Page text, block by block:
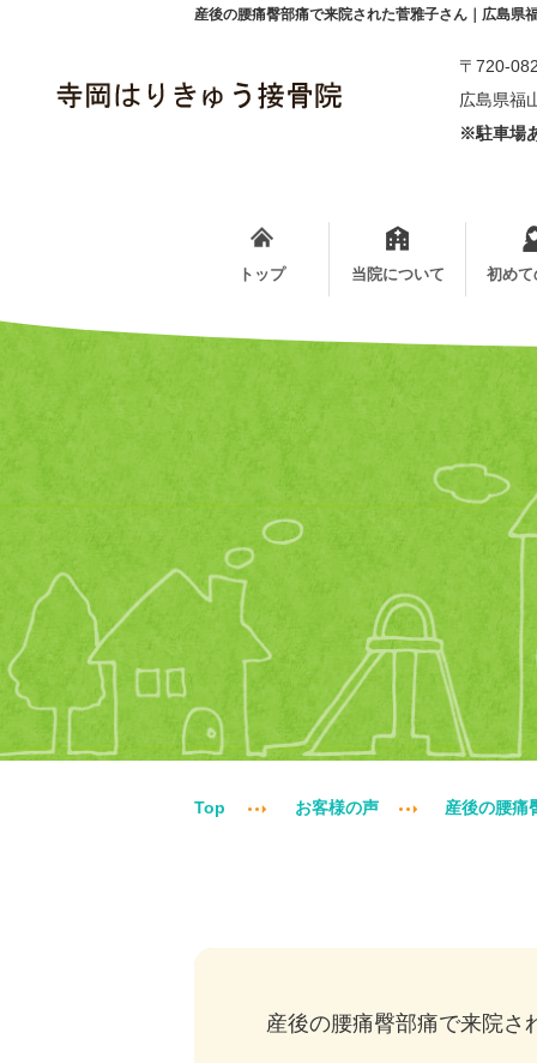
産後の腰痛臀部痛で来院された菅雅子さん｜広島県
〒720-
広島県福
※駐車場
トップ 当院について 初め
Top お客様の声 産後の腰痛
産後の腰痛臀部痛で来院さ